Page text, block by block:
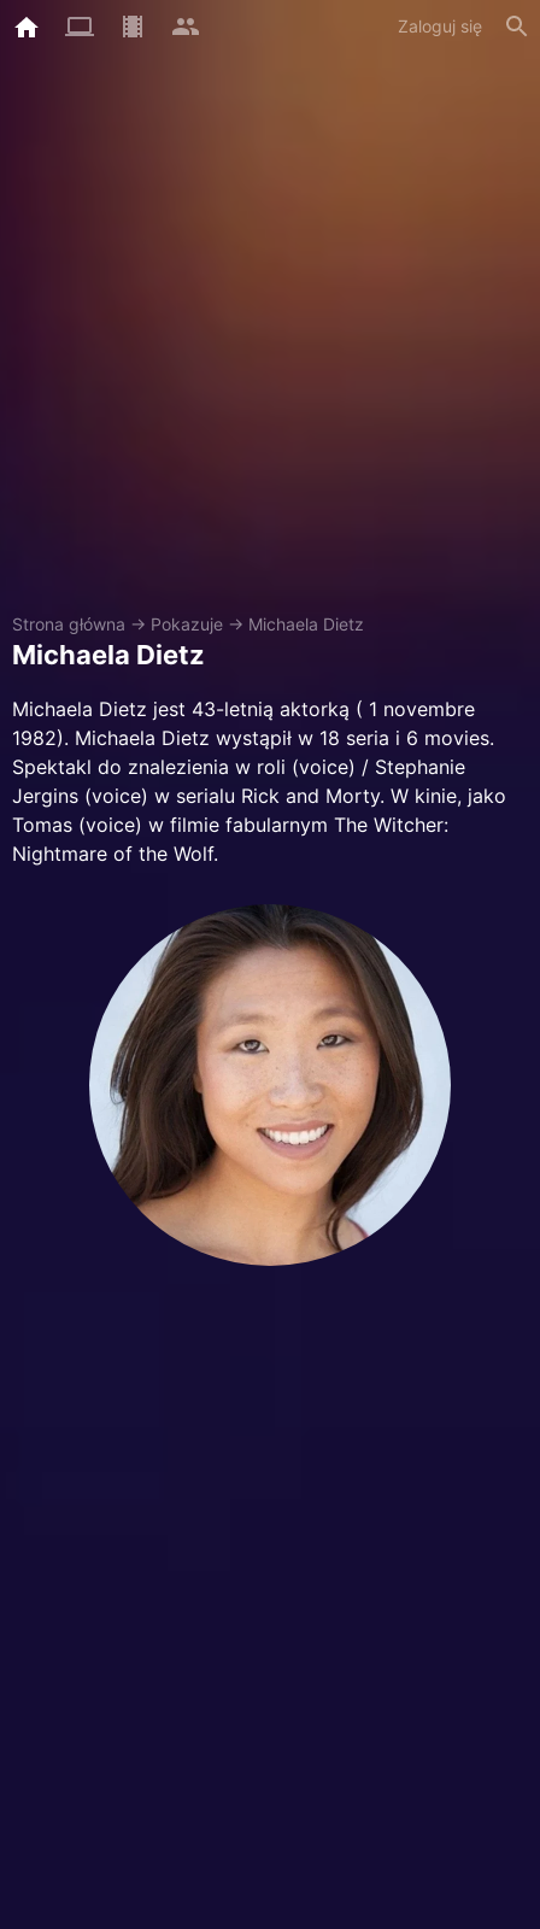
Zaloguj się
Strona główna → Pokazuje → Michaela Dietz
Michaela Dietz
Michaela Dietz jest 43-letnią aktorką ( 1 novembre
1982). Michaela Dietz wystąpił w 18 seria i 6 movies.
Spektakl do znalezienia w roli (voice) / Stephanie
Jergins (voice) w serialu Rick and Morty. W kinie, jako
Tomas (voice) w filmie fabularnym The Witcher:
Nightmare of the Wolf.